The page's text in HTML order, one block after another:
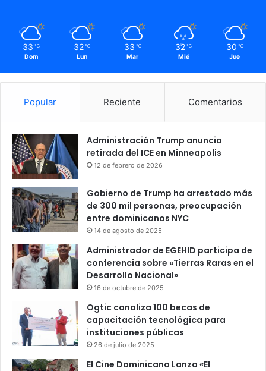
33 ℃
Dom
32 ℃
Lun
33 ℃
Mar
32 ℃
Mié
30 ℃
Jue
Popular Reciente Comentarios
Administración Trump anuncia
retirada del ICE en Minneapolis
12 de febrero de 2026
Gobierno de Trump ha arrestado más
de 300 mil personas, preocupación
entre dominicanos NYC
14 de agosto de 2025
Administrador de EGEHID participa de
conferencia sobre «Tierras Raras en el
Desarrollo Nacional»
16 de octubre de 2025
Ogtic canaliza 100 becas de
capacitación tecnológica para
instituciones públicas
26 de julio de 2025
El Cine Dominicano Lanza «El